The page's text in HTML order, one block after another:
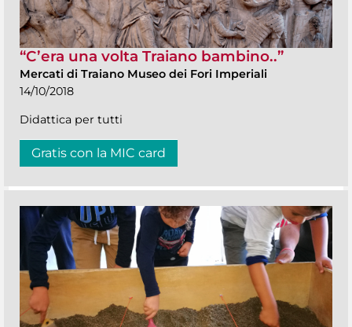
“C’era una volta Traiano bambino..”
Mercati di Traiano Museo dei Fori Imperiali
14/10/2018
Didattica per tutti
Gratis con la MIC card